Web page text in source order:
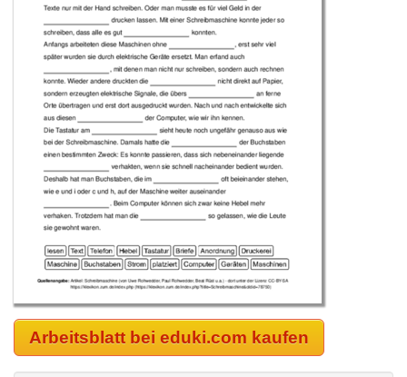
Arbeitsblatt bei eduki.com kaufen